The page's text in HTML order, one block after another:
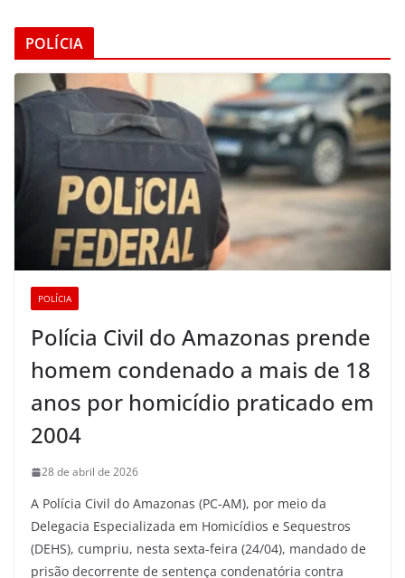
POLÍCIA
POLÍCIA
Polícia Civil do Amazonas prende
homem condenado a mais de 18
anos por homicídio praticado em
2004
28 de abril de 2026
A Polícia Civil do Amazonas (PC-AM), por meio da
Delegacia Especializada em Homicídios e Sequestros
(DEHS), cumpriu, nesta sexta-feira (24/04), mandado de
prisão decorrente de sentença condenatória contra